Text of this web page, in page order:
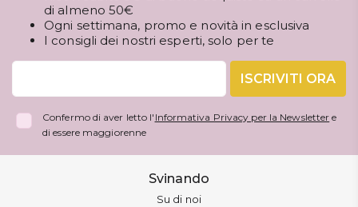
di almeno 50€
Ogni settimana, promo e novità in esclusiva
I consigli dei nostri esperti, solo per te
ISCRIVITI ORA
Confermo di aver letto l' Informativa Privacy per la Newsletter e
di essere maggiorenne
Svinando
Su di noi